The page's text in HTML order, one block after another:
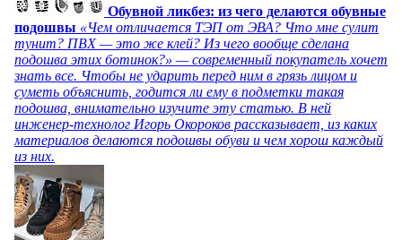
Обувной ликбез: из чего делаются обувные
подошвы «Чем отличается ТЭП от ЭВА? Что мне сулит
тунит? ПВХ — это же клей? Из чего вообще сделана
подошва этих ботинок?» — современный покупатель хочет
знать все. Чтобы не ударить перед ним в грязь лицом и
суметь объяснить, годится ли ему в подметки такая
подошва, внимательно изучите эту статью. В ней
инженер-технолог Игорь Окороков рассказывает, из каких
материалов делаются подошвы обуви и чем хорош каждый
из них.